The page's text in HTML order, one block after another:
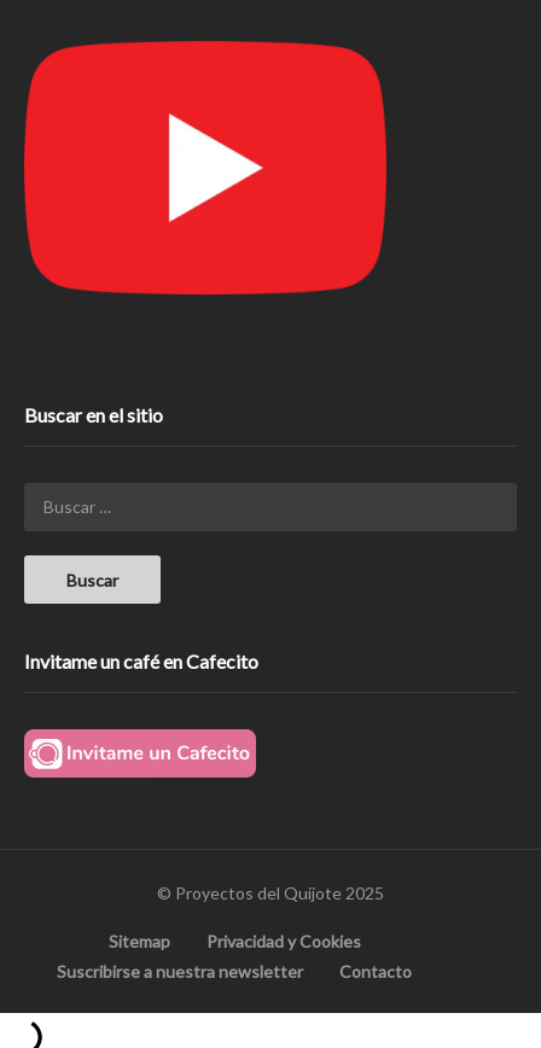
Buscar en el sitio
Invitame un café en Cafecito
© Proyectos del Quijote 2025
Sitemap
Privacidad y Cookies
Suscribirse a nuestra newsletter
Contacto